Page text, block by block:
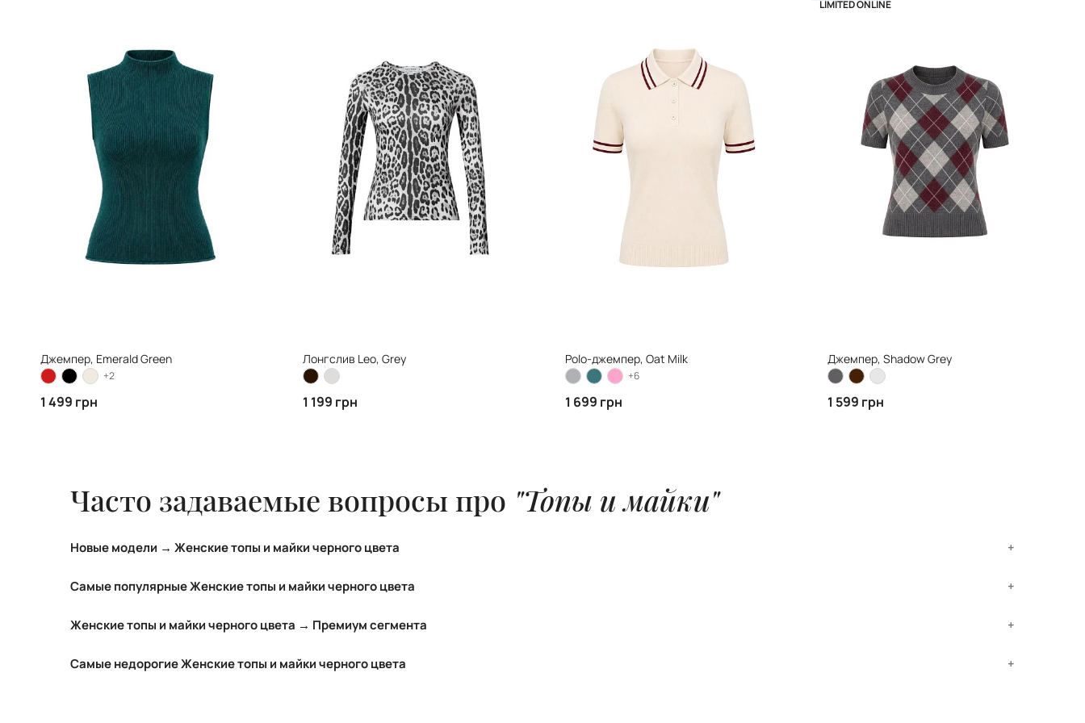
Джемпер, Emerald Green
+2
1 499 грн
Лонгслив Leo, Grey
1 199 грн
Polo-джемпер, Oat Milk
+6
1 699 грн
LIMITED ONLINE
Джемпер, Shadow Grey
1 599 грн
Часто задаваемые вопросы про "Топы и майки"
Новые модели → Женские топы и майки черного цвета
ТОП новых моделей категории Женские топы и майки черного цвета:
Базовый топ, Black 399 грн
Самые популярные Женские топы и майки черного цвета
ТОП самых популярных моделей категории Женские топы и майки черного цвета
Базовый топ, Black 399 грн
Женские топы и майки черного цвета → Премиум сегмента
ТОП самых дорогих моделей категории Женские топы и майки черного цвета
Самые недорогие Женские топы и майки черного цвета